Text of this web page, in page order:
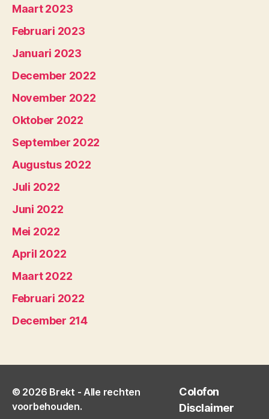
Maart 2023
Februari 2023
Januari 2023
December 2022
November 2022
Oktober 2022
September 2022
Augustus 2022
Juli 2022
Juni 2022
Mei 2022
April 2022
Maart 2022
Februari 2022
December 214
© 2026 Brekt - Alle rechten
voorbehouden.
Colofon
Disclaimer